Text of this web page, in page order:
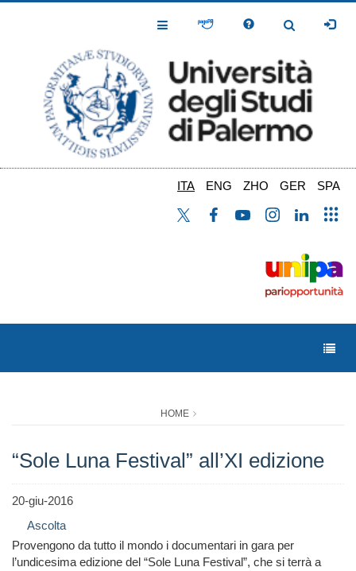
Toggle
Toggle
ITA ENG ZHO GER SPA
HOME
“Sole Luna Festival” all’XI edizione
20-giu-2016
Ascolta
Provengono da tutto il mondo i documentari in gara per
l’undicesima edizione del “Sole Luna Festival”, che si terrà a